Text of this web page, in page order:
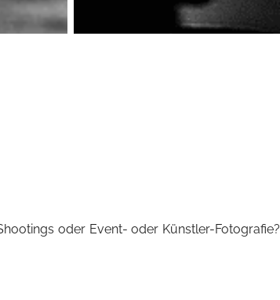
oder Event- oder Künstler-Fotografie?